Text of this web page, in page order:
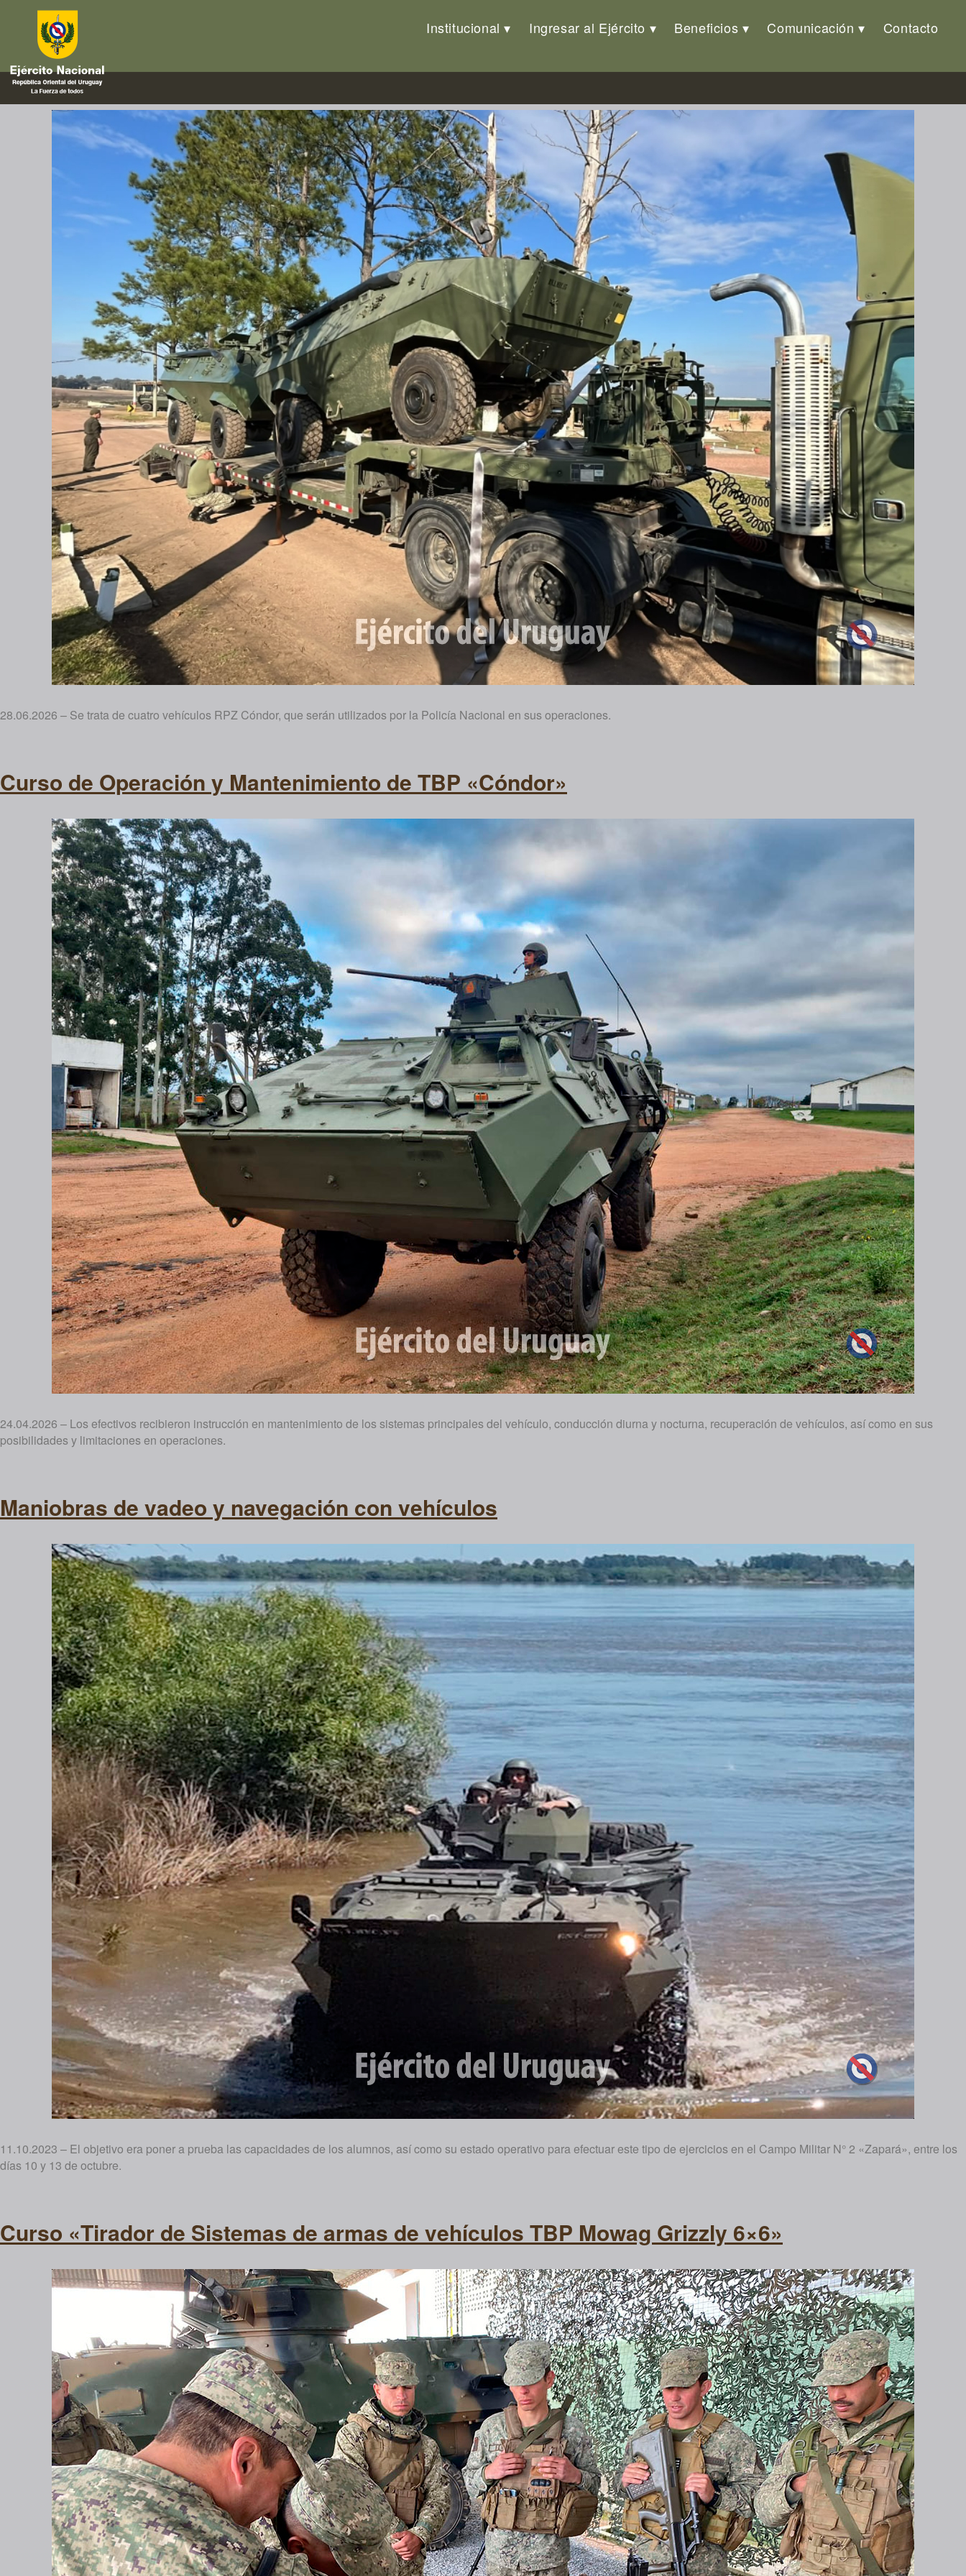
Institucional Ingresar al Ejército Beneficios Comunicación Contacto
tbp
El Ejército Nacional traslada vehículos que serán entregados en calidad de préstamo al MI
28.06.2026 – Se trata de cuatro vehículos RPZ Cóndor, que serán utilizados por la Policía Nacional en sus operaciones.
Curso de Operación y Mantenimiento de TBP «Cóndor»
24.04.2026 – Los efectivos recibieron instrucción en mantenimiento de los sistemas principales del vehículo, conducción diurna y nocturna, recuperación de vehículos, así como en sus
posibilidades y limitaciones en operaciones.
Maniobras de vadeo y navegación con vehículos
11.10.2023 – El objetivo era poner a prueba las capacidades de los alumnos, así como su estado operativo para efectuar este tipo de ejercicios en el Campo Militar N° 2 «Zapará», entre los
días 10 y 13 de octubre.
Curso «Tirador de Sistemas de armas de vehículos TBP Mowag Grizzly 6×6»